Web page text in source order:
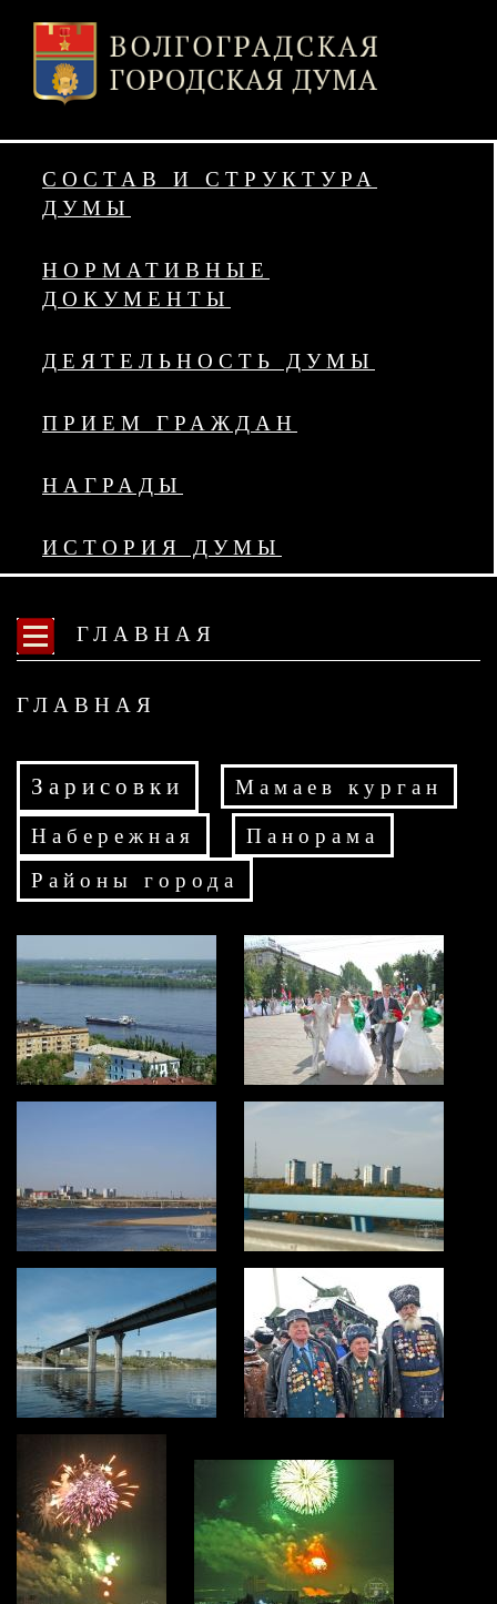
СОСТАВ И СТРУКТУРА
ДУМЫ
НОРМАТИВНЫЕ
ДОКУМЕНТЫ
ДЕЯТЕЛЬНОСТЬ ДУМЫ
ПРИЕМ ГРАЖДАН
НАГРАДЫ
ИСТОРИЯ ДУМЫ
ГЛАВНАЯ
ГЛАВНАЯ
Зарисовки Мамаев курган
Набережная
Панорама
Районы города